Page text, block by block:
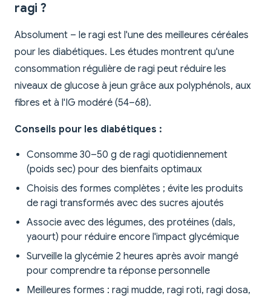
ragi ?
Absolument – le ragi est l'une des meilleures céréales
pour les diabétiques. Les études montrent qu'une
consommation régulière de ragi peut réduire les
niveaux de glucose à jeun grâce aux polyphénols, aux
fibres et à l'IG modéré (54–68).
Conseils pour les diabétiques :
Consomme 30–50 g de ragi quotidiennement
(poids sec) pour des bienfaits optimaux
Choisis des formes complètes ; évite les produits
de ragi transformés avec des sucres ajoutés
Associe avec des légumes, des protéines (dals,
yaourt) pour réduire encore l'impact glycémique
Surveille la glycémie 2 heures après avoir mangé
pour comprendre ta réponse personnelle
Meilleures formes : ragi mudde, ragi roti, ragi dosa,